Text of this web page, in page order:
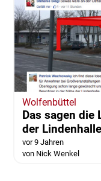
Wolfenbüttel
Das sagen die
der Lindenhalle
vor 9 Jahren
von Nick Wenkel